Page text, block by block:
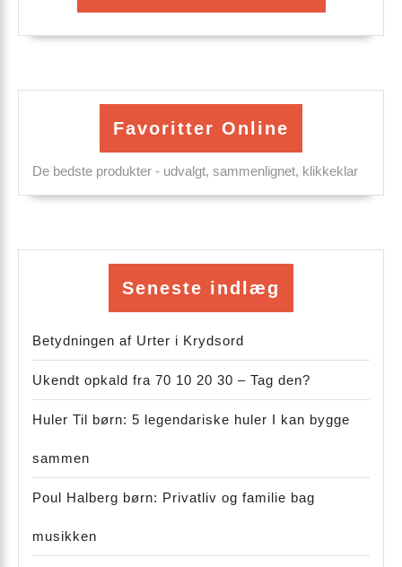
Favoritter Online
De bedste produkter - udvalgt, sammenlignet, klikkeklar
Seneste indlæg
Betydningen af Urter i Krydsord
Ukendt opkald fra 70 10 20 30 – Tag den?
Huler Til børn: 5 legendariske huler I kan bygge
sammen
Poul Halberg børn: Privatliv og familie bag
musikken